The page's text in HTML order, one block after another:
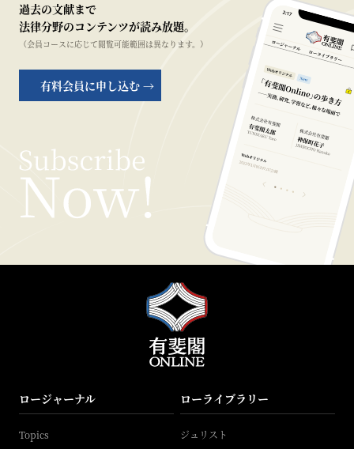
過去の文献まで
法律分野のコンテンツが読み放題。
（会員コースに応じて閲覧可能範囲は異なります。）
有料会員に申し込む →
ロージャーナル
Topics
ローライブラリー
ジュリスト